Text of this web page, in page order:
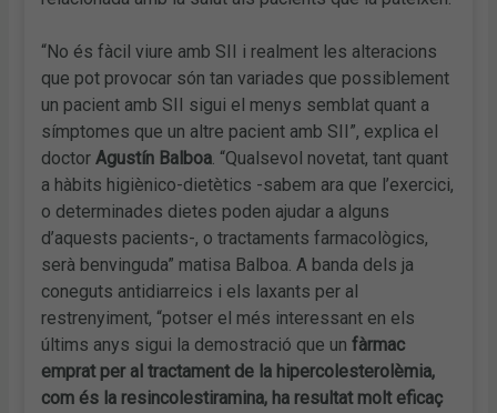
“No és fàcil viure amb SII i realment les alteracions
que pot provocar són tan variades que possiblement
un pacient amb SII sigui el menys semblat quant a
símptomes que un altre pacient amb SII”, explica el
doctorAgustín Balboa. “Qualsevol novetat, tant quant
a hàbits higiènico-dietètics -sabem ara que l’exercici,
o determinades dietes poden ajudar a alguns
d’aquests pacients-, o tractaments farmacològics,
serà benvinguda” matisa Balboa. A banda dels ja
coneguts antidiarreics i els laxants per al
restrenyiment, “potser el més interessant en els
últims anys sigui la demostració que un fàrmac
emprat per al tractament de la hipercolesterolèmia,
com és la resincolestiramina, ha resultat molt eficaç